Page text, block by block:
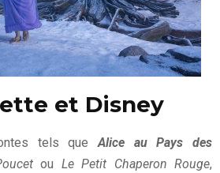
et Disney
tels queAlice au Pays des
ou Le Petit Chaperon Rouge,